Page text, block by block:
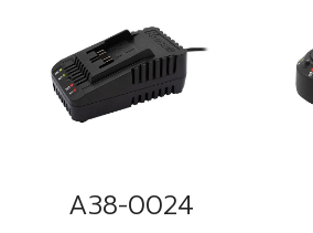
A38-0024